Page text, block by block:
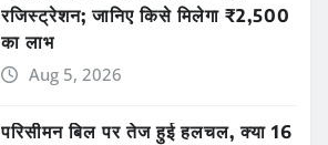
रजिस्ट्रेशन; जानिए किसे मिलेगा ₹2,500
का लाभ
Aug 5, 2026
परिसीमन बिल पर तेज हुई हलचल, क्या 16